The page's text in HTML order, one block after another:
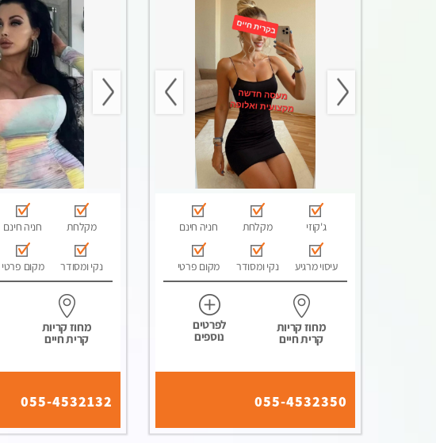
ג'קוזי מקלחת חניה חינם
עיסוי מרגיע נקי ומסודר מקום פרטי
מחוז קריות
קרית חיים
לפרטים
נוספים
055-4532350
מקלחת חניה חינם
נקי ומסודר מקום פרטי
מחוז קריות
קרית חיים
055-4532132